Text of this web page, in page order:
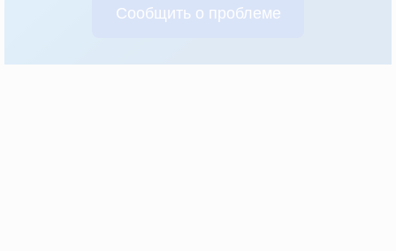
Сообщить о проблеме